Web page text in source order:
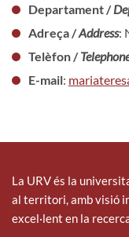
Departament /
Adreça /Address:
Telèfon /
E-mail:
La URV és la
al territori, amb visió
excel·lent en la